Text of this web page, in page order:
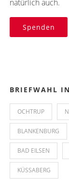
natürlich auch.
Spenden
BRIEFWAHL
OCHTRUP
BLANKENBURG
BAD EILSEN
KÜSSABERG